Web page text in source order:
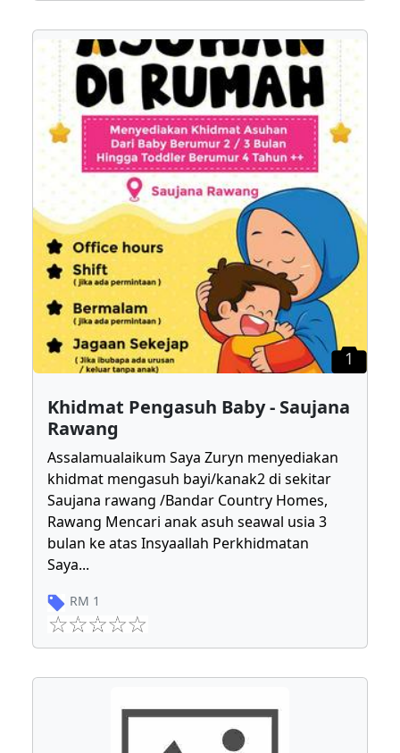
1
Khidmat Pengasuh Baby - Saujana
Rawang
Assalamualaikum Saya Zuryn menyediakan
khidmat mengasuh bayi/kanak2 di sekitar
Saujana rawang /Bandar Country Homes,
Rawang Mencari anak asuh seawal usia 3
bulan ke atas Insyaallah Perkhidmatan
Saya...
RM 1